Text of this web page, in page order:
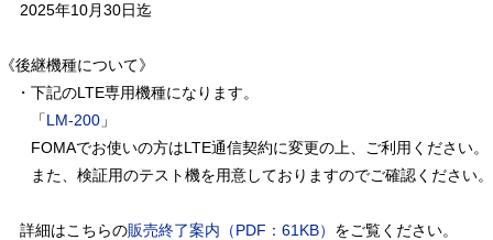
2025年10月30日迄
《後継機種について》
・下記のLTE専用機種になります。
「LM-200 」
FOMAでお使いの方はLTE通信契約に変更の上、ご利用ください。
また、検証用のテスト機を用意しておりますのでご確認ください。
詳細はこちらの販売終了案内（PDF：61KB） をご覧ください。